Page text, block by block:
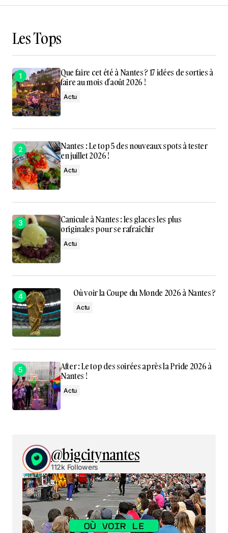
Les Tops
Que faire cet été à Nantes ? 17 idées de sorties à
faire au mois d’août 2026 !
Actu
Nantes : Le top 5 des nouveaux spots à tester
en juillet 2026 !
Actu
Canicule à Nantes : les glaces les plus
originales pour se rafraîchir
Actu
Où voir la Coupe du Monde 2026 à Nantes ?
Actu
After : Le top des soirées après la Pride 2026 à
Nantes !
Actu
@bigcitynantes
112k Followers